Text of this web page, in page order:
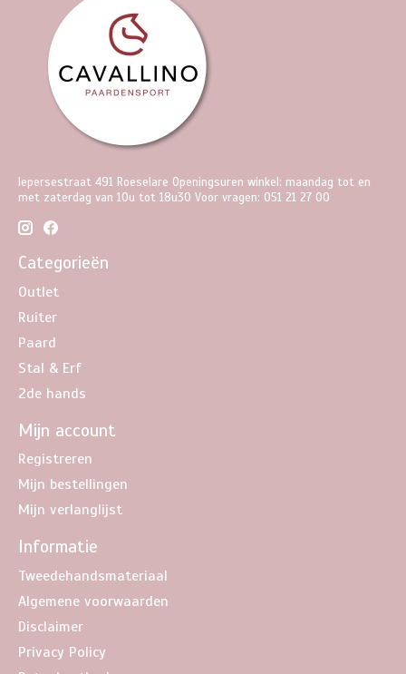
Iepersestraat 491 Roeselare Openingsuren winkel: maandag tot en
met zaterdag van 10u tot 18u30 Voor vragen: 051 21 27 00
Categorieën
Outlet
Ruiter
Paard
Stal & Erf
2de hands
Mijn account
Registreren
Mijn bestellingen
Mijn verlanglijst
Informatie
Tweedehandsmateriaal
Algemene voorwaarden
Disclaimer
Privacy Policy